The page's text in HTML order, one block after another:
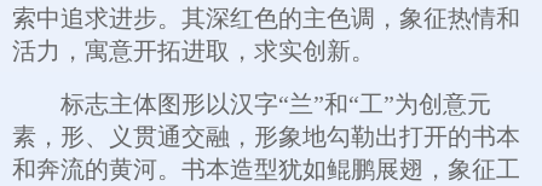
索中追求进步。其深红色的主色调，象征热情和
活力，寓意开拓进取，求实创新。
标志主体图形以汉字“兰”和“工”为创意元
素，形、义贯通交融，形象地勾勒出打开的书本
和奔流的黄河。书本造型犹如鲲鹏展翅，象征工